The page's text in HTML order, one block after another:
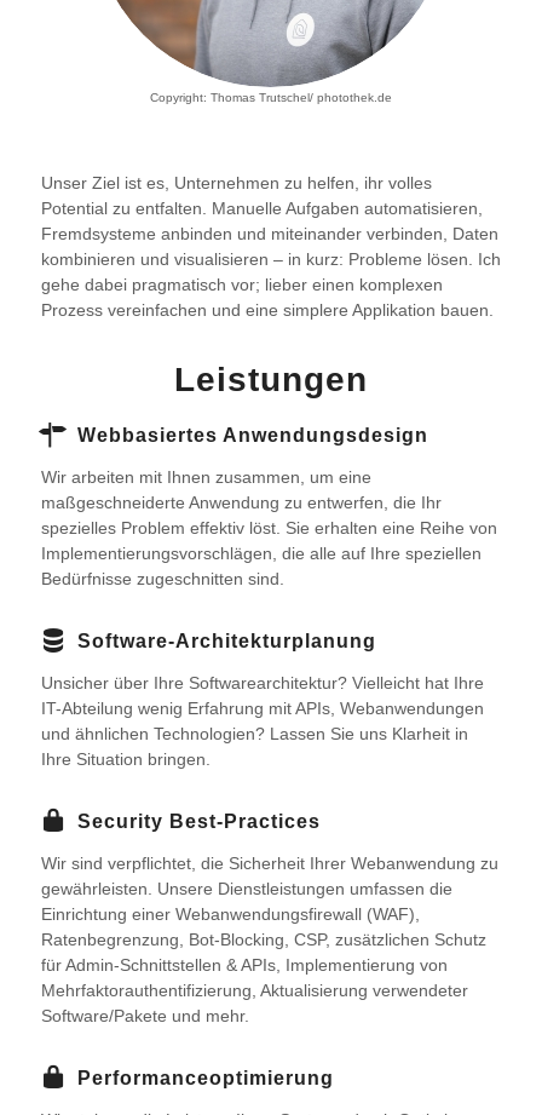
Copyright: Thomas Trutschel/ photothek.de
Unser Ziel ist es, Unternehmen zu helfen, ihr volles
Potential zu entfalten. Manuelle Aufgaben automatisieren,
Fremdsysteme anbinden und miteinander verbinden, Daten
kombinieren und visualisieren – in kurz: Probleme lösen. Ich
gehe dabei pragmatisch vor; lieber einen komplexen
Prozess vereinfachen und eine simplere Applikation bauen.
Leistungen
Webbasiertes Anwendungsdesign
Wir arbeiten mit Ihnen zusammen, um eine
maßgeschneiderte Anwendung zu entwerfen, die Ihr
spezielles Problem effektiv löst. Sie erhalten eine Reihe von
Implementierungsvorschlägen, die alle auf Ihre speziellen
Bedürfnisse zugeschnitten sind.
Software-Architekturplanung
Unsicher über Ihre Softwarearchitektur? Vielleicht hat Ihre
IT-Abteilung wenig Erfahrung mit APIs, Webanwendungen
und ähnlichen Technologien? Lassen Sie uns Klarheit in
Ihre Situation bringen.
Security Best-Practices
Wir sind verpflichtet, die Sicherheit Ihrer Webanwendung zu
gewährleisten. Unsere Dienstleistungen umfassen die
Einrichtung einer Webanwendungsfirewall (WAF),
Ratenbegrenzung, Bot-Blocking, CSP, zusätzlichen Schutz
für Admin-Schnittstellen & APIs, Implementierung von
Mehrfaktorauthentifizierung, Aktualisierung verwendeter
Software/Pakete und mehr.
Performanceoptimierung